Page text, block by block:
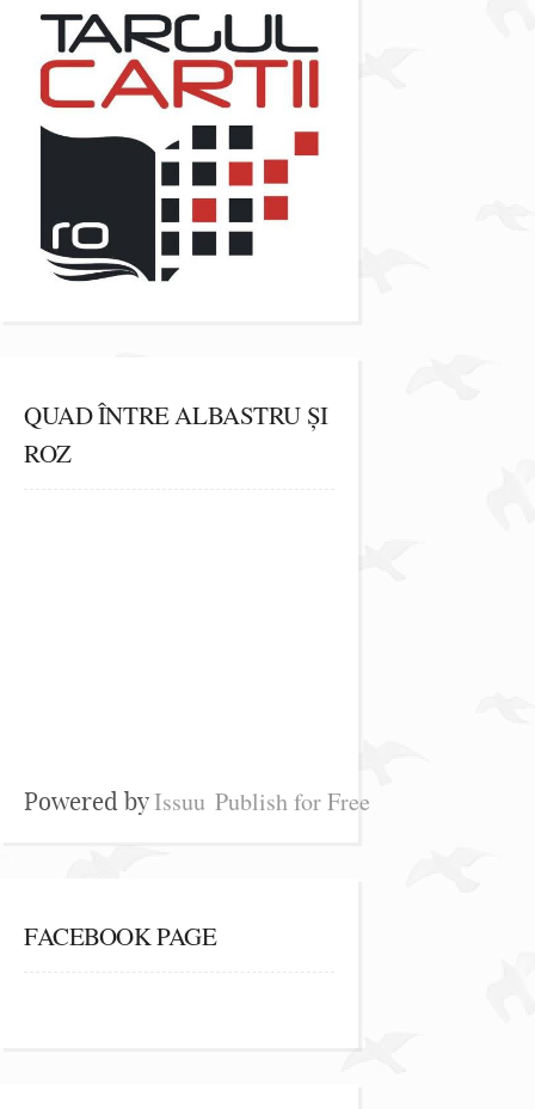
QUAD ÎNTRE ALBASTRU ȘI
ROZ
Powered byIssuu Publish for Free
FACEBOOK PAGE